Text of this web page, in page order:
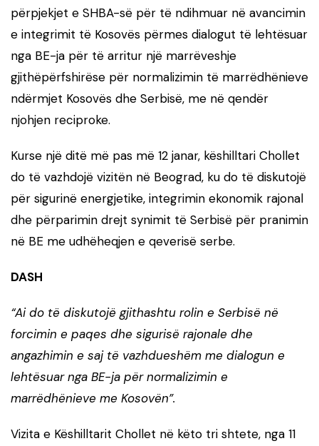
përpjekjet e SHBA-së për të ndihmuar në avancimin
e integrimit të Kosovës përmes dialogut të lehtësuar
nga BE-ja për të arritur një marrëveshje
gjithëpërfshirëse për normalizimin të marrëdhënieve
ndërmjet Kosovës dhe Serbisë, me në qendër
njohjen reciproke.
Kurse një ditë më pas më 12 janar, këshilltari Chollet
do të vazhdojë vizitën në Beograd, ku do të diskutojë
për sigurinë energjetike, integrimin ekonomik rajonal
dhe përparimin drejt synimit të Serbisë për pranimin
në BE me udhëheqjen e qeverisë serbe.
DASH
“Ai do të diskutojë gjithashtu rolin e Serbisë në
forcimin e paqes dhe sigurisë rajonale dhe
angazhimin e saj të vazhdueshëm me dialogun e
lehtësuar nga BE-ja për normalizimin e
marrëdhënieve me Kosovën”.
Vizita e Këshilltarit Chollet në këto tri shtete, nga 11